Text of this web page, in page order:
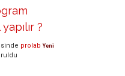
?
prolab Yeni